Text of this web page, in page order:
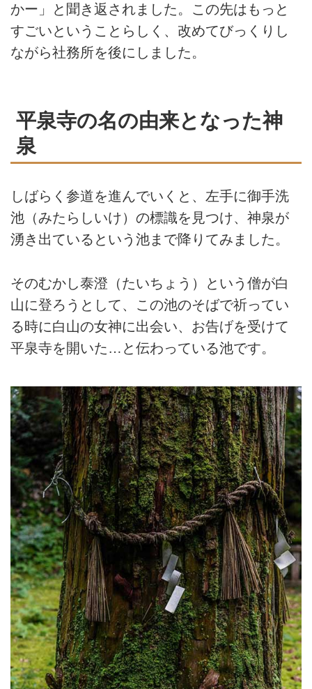
かー」と聞き返されました。この先はもっと
すごいということらしく、改めてびっくりし
ながら社務所を後にしました。
平泉寺の名の由来となった神
泉
しばらく参道を進んでいくと、左手に御手洗
池（みたらしいけ）の標識を見つけ、神泉が
湧き出ているという池まで降りてみました。
そのむかし泰澄（たいちょう）という僧が白
山に登ろうとして、この池のそばで祈ってい
る時に白山の女神に出会い、お告げを受けて
平泉寺を開いた…と伝わっている池です。